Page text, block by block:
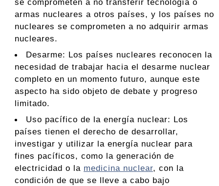
se comprometen a no transferir tecnología o
armas nucleares a otros países, y los países no
nucleares se comprometen a no adquirir armas
nucleares.
Desarme: Los países nucleares reconocen la
necesidad de trabajar hacia el desarme nuclear
completo en un momento futuro, aunque este
aspecto ha sido objeto de debate y progreso
limitado.
Uso pacífico de la energía nuclear: Los
países tienen el derecho de desarrollar,
investigar y utilizar la energía nuclear para
fines pacíficos, como la generación de
electricidad o la medicina nuclear, con la
condición de que se lleve a cabo bajo